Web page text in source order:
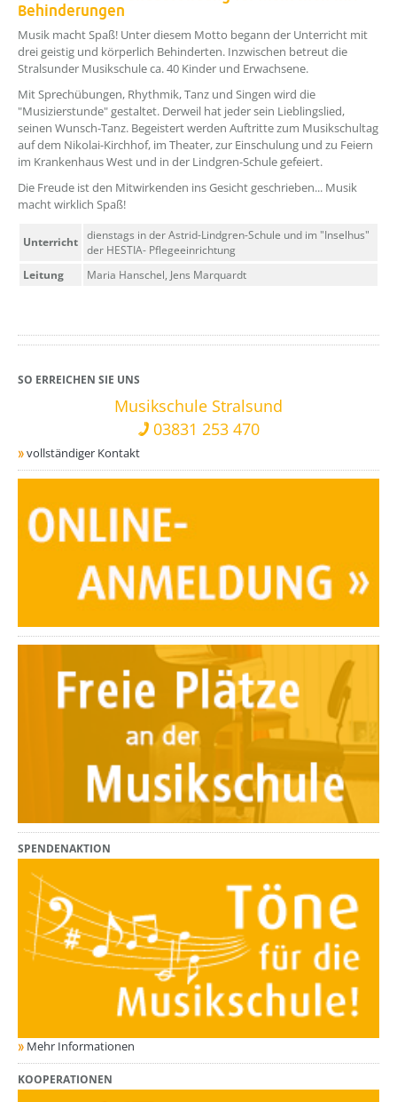
Behinderungen
??? absaetzeOben[1]/titel ???
Musik macht Spaß! Unter diesem Motto begann der Unterricht mit
drei geistig und körperlich Behinderten. Inzwischen betreut die
Stralsunder Musikschule ca. 40 Kinder und Erwachsene.
Mit Sprechübungen, Rhythmik, Tanz und Singen wird die
"Musizierstunde" gestaltet. Derweil hat jeder sein Lieblingslied,
seinen Wunsch-Tanz. Begeistert werden Auftritte zum Musikschultag
auf dem Nikolai-Kirchhof, im Theater, zur Einschulung und zu Feiern
im Krankenhaus West und in der Lindgren-Schule gefeiert.
Die Freude ist den Mitwirkenden ins Gesicht geschrieben... Musik
macht wirklich Spaß!
Unterricht dienstags in der Astrid-Lindgren-Schule und im "Inselhus"
der HESTIA- Pflegeeinrichtung
Leitung
Maria Hanschel, Jens Marquardt
SO ERREICHEN SIE UNS
Musikschule Stralsund
03831 253 470
vollständiger Kontakt
SPENDENAKTION
Mehr Informationen
KOOPERATIONEN